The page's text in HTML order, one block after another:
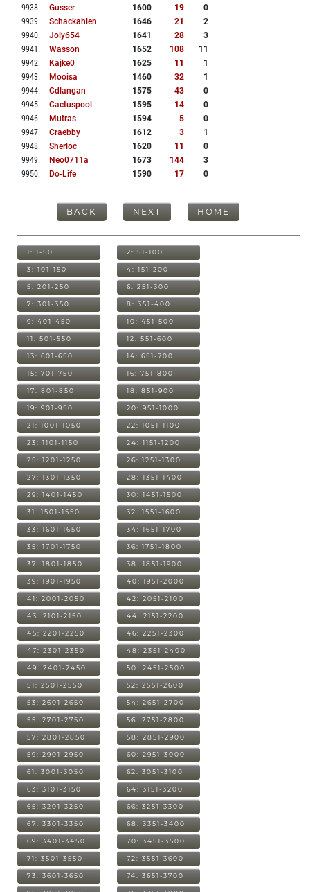
9938. Gusser 1600 19
0
9939. Schackahlen 1646 21
2
9940. Joly654 1641 28
3
9941 . Wasson 1652 108
11
9942. Kajke0 1625 11
1
9943. Mooisa 1460 32
1
9944. Cdlangan 1575 43
0
9945. Cactuspool 1595 14
0
9946. Mutras 1594 5
0
9947. Craebby 1612 3
1
9948. Sherloc 1620 11
0
9949. Neo0711a 1673 144
3
9950. Do-Life 1590 17 0
BACK NEXT HOME
1: 1-50 2: 51-100
3: 101-150 4: 151-200
5: 201-250 6: 251-300
7: 301-350 8: 351-400
9: 401-450 10: 451-500
11: 501-550 12: 551-600
13: 601-650 14: 651-700
15: 701-750 16: 751-800
17: 801-850 18: 851-900
19: 901-950 20: 951-1000
21: 1001-1050 22: 1051-1100
23: 1101-1150 24: 1151-1200
25: 1201-1250 26: 1251-1300
27: 1301-1350 28: 1351-1400
29: 1401-1450 30: 1451-1500
31: 1501-1550 32: 1551-1600
33: 1601-1650 34: 1651-1700
35: 1701-1750 36: 1751-1800
37: 1801-1850 38: 1851-1900
39: 1901-1950 40: 1951-2000
41: 2001-2050 42: 2051-2100
43: 2101-2150 44: 2151-2200
45: 2201-2250 46: 2251-2300
47: 2301-2350 48: 2351-2400
49: 2401-2450 50: 2451-2500
51: 2501-2550 52: 2551-2600
53: 2601-2650 54: 2651-2700
55: 2701-2750 56: 2751-2800
57: 2801-2850 58: 2851-2900
59: 2901-2950 60: 2951-3000
61: 3001-3050 62: 3051-3100
63: 3101-3150 64: 3151-3200
65: 3201-3250 66: 3251-3300
67: 3301-3350 68: 3351-3400
69: 3401-3450 70: 3451-3500
71: 3501-3550 72: 3551-3600
73: 3601-3650 74: 3651-3700